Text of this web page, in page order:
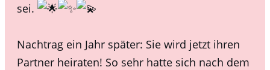
sei.
Nachtrag ein Jahr später: Sie wird jetzt ihren
Partner heiraten! So sehr hatte sich nach dem